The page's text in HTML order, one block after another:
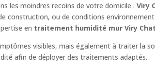
les moindres recoins de votre domicile :Viry
construction, ou de conditions
en traitement humidité mur Viry
visibles, mais également à traiter la
afin de déployer des traitements adaptés.